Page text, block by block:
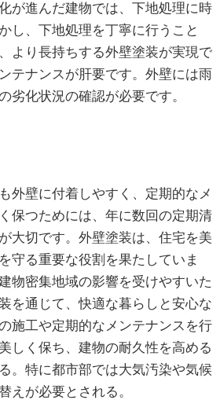
が進んだ建物では、下地処理に時
し、下地処理を丁寧に行うこと
より長持ちする外壁塗装が実現で
テナンスが肝要です。外壁には雨
劣化状況の確認が必要です。
外壁に付着しやすく、定期的なメ
保つためには、年に数回の定期清
大切です。外壁塗装は、住宅を美
守る重要な役割を果たしていま
物密集地域の影響を受けやすいた
を通じて、快適な暮らしと安心な
施工や定期的なメンテナンスを行
しく保ち、建物の耐久性を高める
。特に都市部では大気汚染や気候
えが必要とされる。